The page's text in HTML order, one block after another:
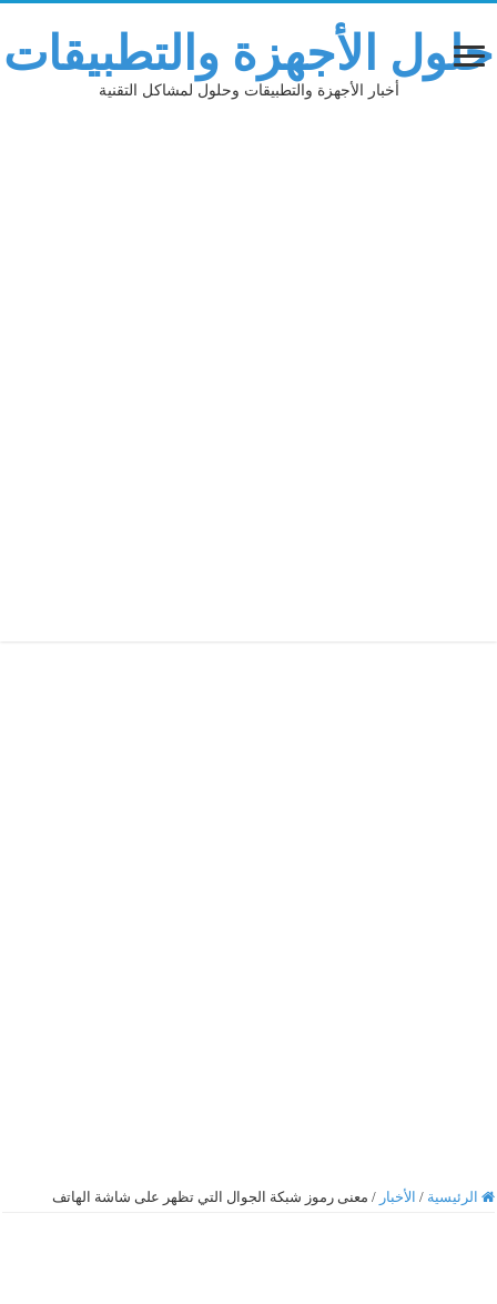
حلول الأجهزة والتطبيقات
أخبار الأجهزة والتطبيقات وحلول لمشاكل التقنية
الرئيسية / الأخبار / معنى رموز شبكة الجوال التي تظهر على شاشة الهاتف